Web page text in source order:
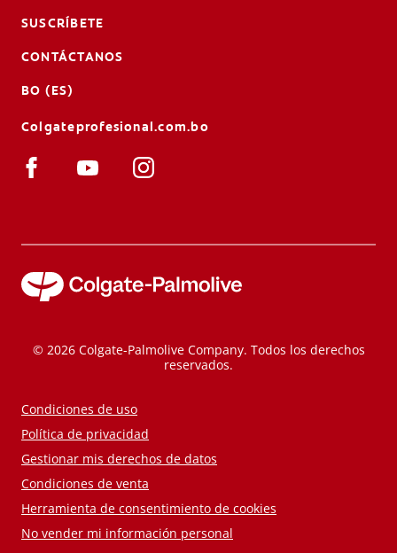
SUSCRÍBETE
CONTÁCTANOS
BO (ES)
Colgateprofesional.com.bo
© 2026 Colgate-Palmolive Company. Todos los derechos
reservados.
Condiciones de uso
Política de privacidad
Gestionar mis derechos de datos
Condiciones de venta
Herramienta de consentimiento de cookies
No vender mi información personal